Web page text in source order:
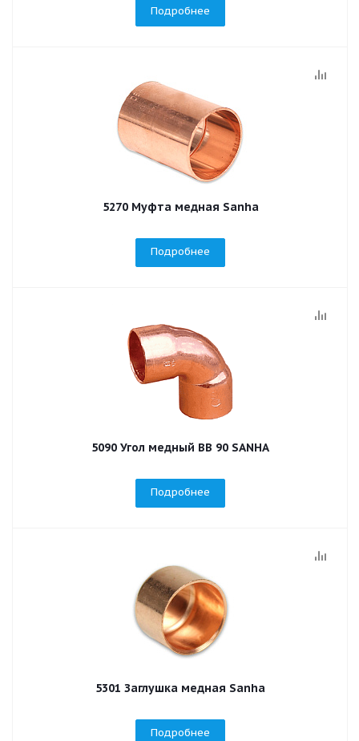
Подробнее
5270 Муфта медная Sanha
Подробнее
5090 Угол медный ВВ 90 SANHA
Подробнее
5301 Заглушка медная Sanha
Подробнее